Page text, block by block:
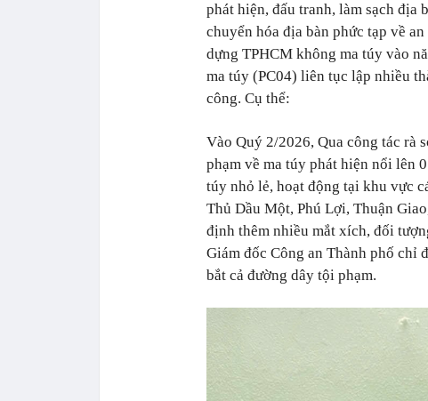
phát hiện, đấu tranh, làm sạch địa
chuyển hóa địa bàn phức tạp về
dựng TPHCM không ma túy vào
ma túy (PC04) liên tục lập nhiều
công. Cụ thể:
Vào Quý 2/2026, Qua công tác rà
phạm về ma túy phát hiện nổi lên
túy nhỏ lẻ, hoạt động tại khu vực
Thủ Dầu Một, Phú Lợi, Thuận
định thêm nhiều mắt xích, đối
Giám đốc Công an Thành phố chỉ
bắt cả đường dây tội phạm.